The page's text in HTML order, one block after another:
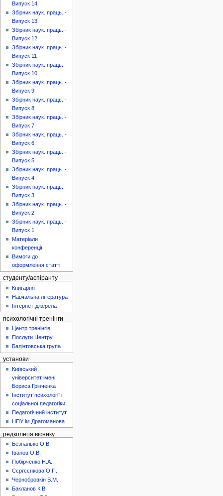
Випуск 14
Збірник наук. праць. -
Випуск 13
Збірник наук. праць. -
Випуск 12
Збірник наук. праць. -
Випуск 11
Збірник наук. праць. -
Випуск 10
Збірник наук. праць. -
Випуск 9
Збірник наук. праць. -
Випуск 8
Збірник наук. праць. -
Випуск 7
Збірник наук. праць. -
Випуск 6
Збірник наук. праць. -
Випуск 5
Збірник наук. праць. -
Випуск 4
Збірник наук. праць. -
Випуск 3
Збірник наук. праць. -
Випуск 2
Збірник наук. праць. -
Випуск 1
Матеріали
конференції
Вимоги до
оформлення статті
студенту/аспіранту
Книгарня
Навчальна література
Інтернет-джерела
психологічні тренінги
Центр тренінгів
Послуги Центру
Балінтовська група
установи
Київський
університет імені
Бориса Грінченка
Інститут психології і
соціальної педагогіки
Педагогічний інститут
НПУ ім.Драгоманова
редколегія віснику
Безпалько О.В.
Іванов О.В.
Побірченко Н.А.
Сєргєєнкова О.П.
Чернобровкін В.М.
Бакланов К.В.